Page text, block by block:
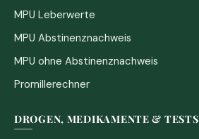
MPU Leberwerte
MPU Abstinenznachweis
MPU ohne Abstinenznachweis
Promillerechner
DROGEN, MEDIKAMENTE & TESTS